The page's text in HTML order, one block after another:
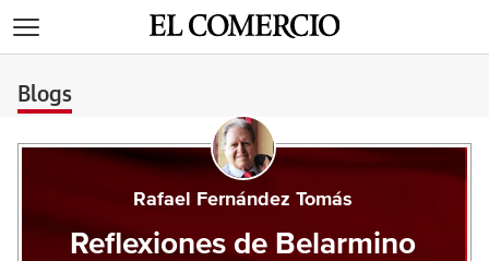
Blogs
Rafael Fernández Tomás
Reflexiones de Belarmino